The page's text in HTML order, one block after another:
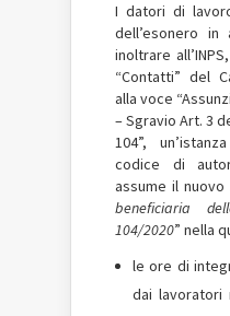
I datori di
dell’esonero in
inoltrare
“Contatti” del
alla voce
– Sgravio Art. 3
104”,
codice di
assume il
beneficiaria
104/2020” nella
le ore di
dai lavoratori